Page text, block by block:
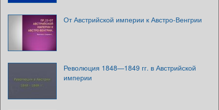
От Австрийской империи к Австро-Венгрии
Революция 1848—1849 гг. в Австрийской
империи